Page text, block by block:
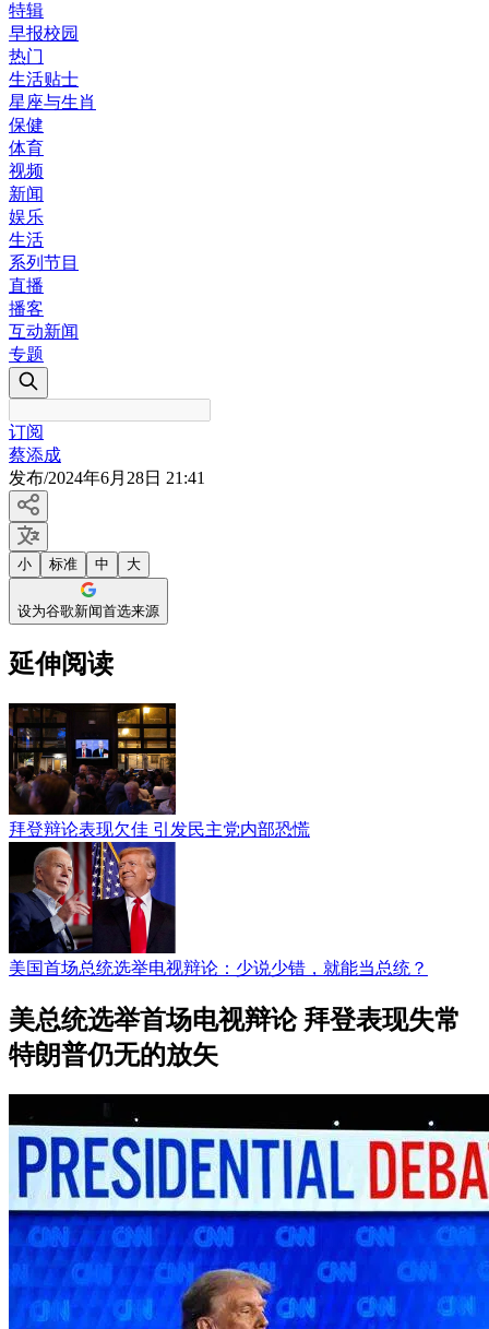
特辑
早报校园
热门
生活贴士
星座与生肖
保健
体育
视频
新闻
娱乐
生活
系列节目
直播
播客
互动新闻
专题
订阅
蔡添成
发布/2024年6月28日 21:41
小 标准 中 大
设为谷歌新闻首选来源
延伸阅读
拜登辩论表现欠佳 引发民主党内部恐慌
美国首场总统选举电视辩论：​少说少错，就能当总统？
美总统选举首场电视辩论 拜登表现失常
特朗普仍无的放矢